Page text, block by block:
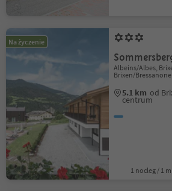
Na życzenie
Albeins/Albes,
Brixen/
5.1 km od
centrum
1 nocleg / 1